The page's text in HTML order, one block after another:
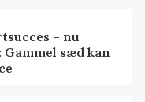
– nu
sæd kan